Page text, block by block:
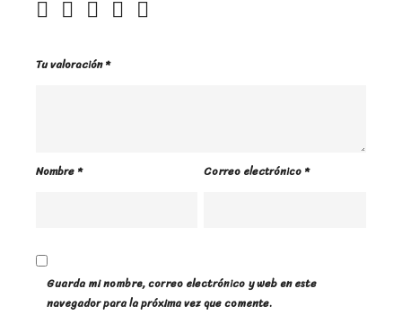
Tu valoración*
Nombre* Correo electrónico*
Guarda mi nombre, correo electrónico y web en este
navegador para la próxima vez que comente.